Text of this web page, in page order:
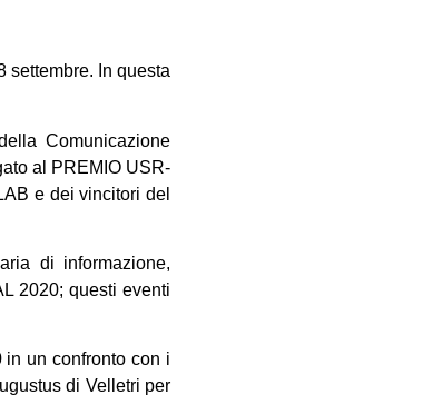
settembre. In questa
Comunicazione
al PREMIO USR-
e dei vincitori del
di informazione,
2020; questi eventi
un confronto con i
di Velletri per